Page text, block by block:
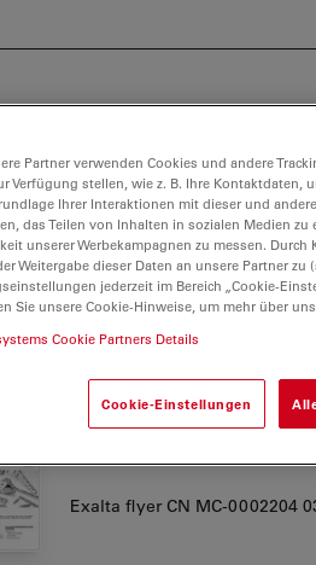
ist nicht mehr verfügbar. Bitte
OR FLYER
Exalta flyer CN MC-0002204
Partner verwenden Cookies und andere
Verfügung stellen, wie z. B. Ihre Kontaktdaten,
Ihrer Interaktionen mit dieser und
das Teilen von Inhalten in sozialen Medien
unserer Werbekampagnen zu messen.
Weitergabe dieser Daten an unsere Partner
jederzeit im Bereich „Cookie-
Sie unsere Cookie-Hinweise, um mehr über
Cookie Partners Details
Cookie-Einstellungen